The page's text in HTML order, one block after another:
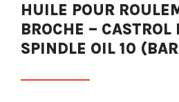
HUILE POUR
BROCHE – CASTROL
SPINDLE OIL 10